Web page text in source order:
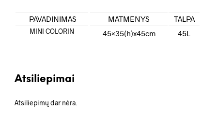
PAVADINIMAS MATMENYS TALPA
MINI COLORIN 45×35(h)x45cm 45L
Atsiliepimai
Atsiliepimų dar nėra.